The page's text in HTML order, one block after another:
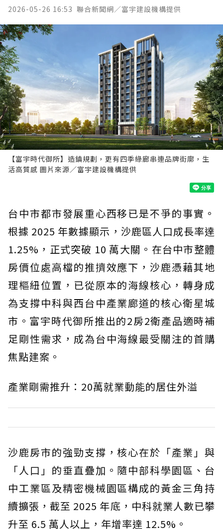
2026-05-26 16:53 聯合新聞網／富宇建設機構提供
【富宇時代御所】造鎮規劃，更有四季綠廊串連品牌街廓，生
活高質感 圖片來源／富宇建設機構提供
台中市都市發展重心西移已是不爭的事實。
根據 2025 年數據顯示，沙鹿區人口成長率達
1.25%，正式突破 10 萬大關。在台中市整體
房價位處高檔的推擠效應下，沙鹿憑藉其地
理樞紐位置，已從原本的海線核心，轉身成
為支撐中科與西台中產業廊道的核心衛星城
市。富宇時代御所推出的2房2衛產品適時補
足剛性需求，成為台中海線最受關注的首購
焦點建案。
產業剛需推升：20萬就業動能的居住外溢
沙鹿房市的強勁支撐，核心在於「產業」與
「人口」的垂直疊加。隨中部科學園區、台
中工業區及精密機械園區構成的黃金三角持
續擴張，截至 2025 年底，中科就業人數已攀
升至 6.5 萬人以上，年增率達 12.5%。